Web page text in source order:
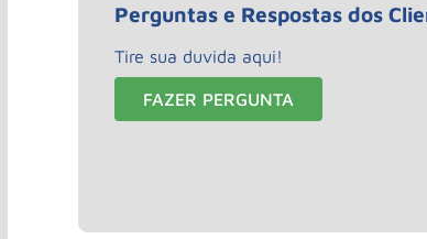
Perguntas e Respostas dos
Tire sua duvida aqui!
FAZER PERGUNTA